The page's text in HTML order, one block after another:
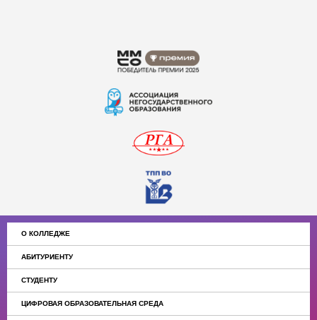
О КОЛЛЕДЖЕ
АБИТУРИЕНТУ
СТУДЕНТУ
ЦИФРОВАЯ ОБРАЗОВАТЕЛЬНАЯ СРЕДА